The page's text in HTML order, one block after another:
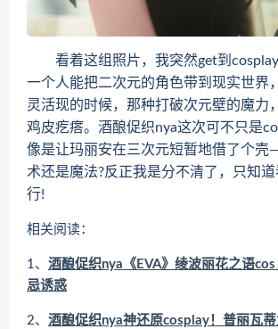
看着这组照片，我突然get到cosplay
一个人能把二次元的角色带到现实世界
灵活现的时候，那种打破次元壁的魔力
鸡皮疙瘩。酒酿促织nya这次可不只是
像是让玛丽安在三次元短暂地借了个壳
术还是魔法?反正我是分不清了，只知
行!
相关阅读：
1、 酒酿促织nya《EVA》绫波丽花之语
忌诱惑
2、 酒酿促织nya神还原cosplay！普丽瓦